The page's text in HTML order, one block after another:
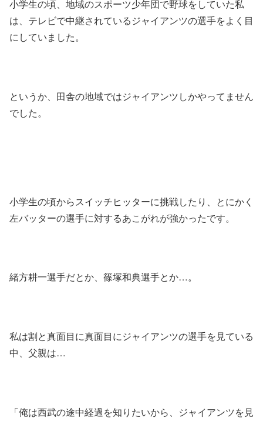
小学生の頃、地域のスポーツ少年団で野球をしていた私
は、テレビで中継されているジャイアンツの選手をよく目
にしていました。
というか、田舎の地域ではジャイアンツしかやってません
でした。
小学生の頃からスイッチヒッターに挑戦したり、とにかく
左バッターの選手に対するあこがれが強かったです。
緒方耕一選手だとか、篠塚和典選手とか…。
私は割と真面目に真面目にジャイアンツの選手を見ている
中、父親は…
「俺は西武の途中経過を知りたいから、ジャイアンツを見